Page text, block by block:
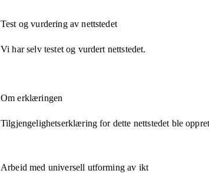
Test og vurdering av nettstedet
Vi har selv testet og vurdert nettstedet.
Om erklæringen
Tilgjengelighetserklæring for dette nettstedet ble
Arbeid med universell utforming av ikt